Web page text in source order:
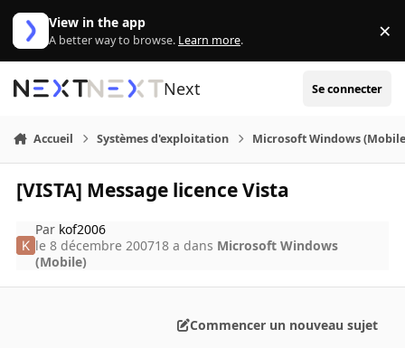
Aller au contenu
View in the app
A better way to browse. Learn more. ×
Next Se connecter
Accueil Systèmes d'exploitation Microsoft Windows
[VISTA] Message licence Vista
Par kof2006
le 8 décembre 200718 a dans Microsoft Windows
(Mobile)
Commencer un nouveau sujet